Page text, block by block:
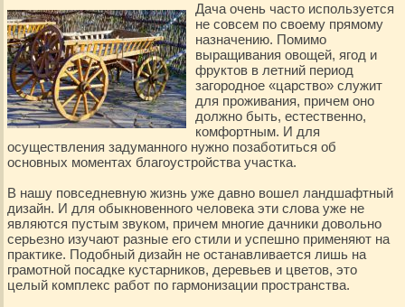
Дача очень часто используется
не совсем по своему прямому
назначению. Помимо
выращивания овощей, ягод и
фруктов в летний период
загородное «царство» служит
для проживания, причем оно
должно быть, естественно,
комфортным. И для
осуществления задуманного нужно позаботиться об
основных моментах благоустройства участка.
В нашу повседневную жизнь уже давно вошел ландшафтный
дизайн. И для обыкновенного человека эти слова уже не
являются пустым звуком, причем многие дачники довольно
серьезно изучают разные его стили и успешно применяют на
практике. Подобный дизайн не останавливается лишь на
грамотной посадке кустарников, деревьев и цветов, это
целый комплекс работ по гармонизации пространства.